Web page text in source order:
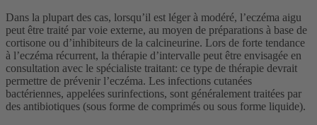
Dans la plupart des cas, lorsqu’il est léger à modéré, l’eczéma aigu
peut être traité par voie externe, au moyen de préparations à base de
cortisone ou d’inhibiteurs de la calcineurine. Lors de forte tendance
à l’eczéma récurrent, la thérapie d’intervalle peut être envisagée en
consultation avec le spécialiste traitant: ce type de thérapie devrait
permettre de prévenir l’eczéma. Les infections cutanées
bactériennes, appelées surinfections, sont généralement traitées par
des antibiotiques (sous forme de comprimés ou sous forme liquide).